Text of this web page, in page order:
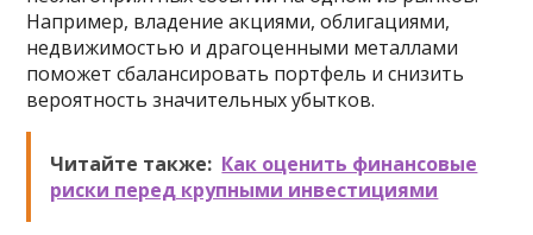
Например, владение акциями, облигациями,
недвижимостью и драгоценными металлами
поможет сбалансировать портфель и снизить
вероятность значительных убытков.
Читайте также: Как оценить финансовые
риски перед крупными инвестициями